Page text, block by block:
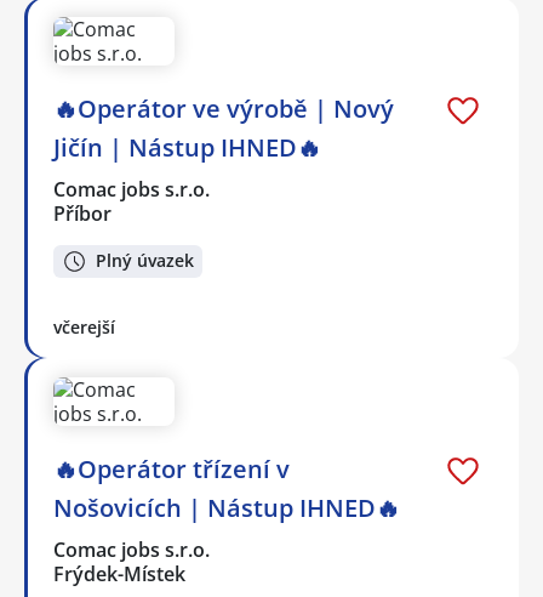
🔥Operátor ve výrobě | Nový
Jičín | Nástup IHNED🔥
Comac jobs s.r.o.
Příbor
Plný úvazek
včerejší
🔥Operátor třízení v
Nošovicích | Nástup IHNED🔥
Comac jobs s.r.o.
Frýdek-Místek